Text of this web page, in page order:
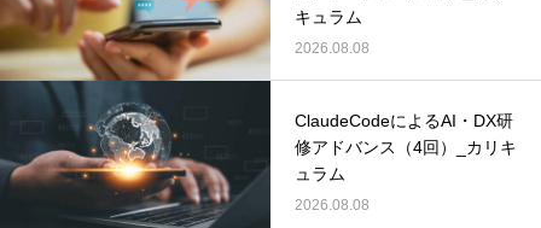
キュラム
2026.08.08
ClaudeCodeによるAI・DX研
修アドバンス（4回）_カリキ
ュラム
2026.08.08